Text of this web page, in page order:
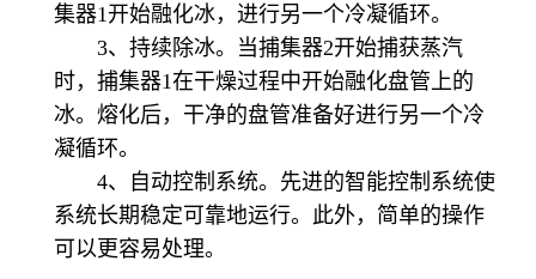
集器1开始融化冰，进行另一个冷凝循环。
3、持续除冰。当捕集器2开始捕获蒸汽
时，捕集器1在干燥过程中开始融化盘管上的
冰。熔化后，干净的盘管准备好进行另一个冷
凝循环。
4、自动控制系统。先进的智能控制系统使
系统长期稳定可靠地运行。此外，简单的操作
可以更容易处理。